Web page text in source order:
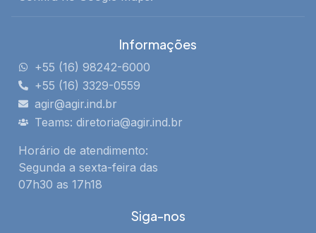
Informações
+55 (16) 98242-6000
+55 (16) 3329-0559
agir@agir.ind.br
Teams: diretoria@agir.ind.br
Horário de atendimento:
Segunda a sexta-feira das
07h30 as 17h18
Siga-nos